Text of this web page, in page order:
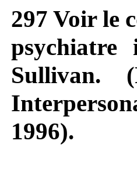
297 Voir le
psychiatre
Sullivan.
1996).